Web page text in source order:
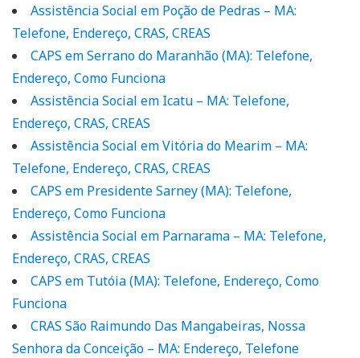
Assistência Social em Poção de Pedras – MA:
Telefone, Endereço, CRAS, CREAS
CAPS em Serrano do Maranhão (MA): Telefone,
Endereço, Como Funciona
Assistência Social em Icatu – MA: Telefone,
Endereço, CRAS, CREAS
Assistência Social em Vitória do Mearim – MA:
Telefone, Endereço, CRAS, CREAS
CAPS em Presidente Sarney (MA): Telefone,
Endereço, Como Funciona
Assistência Social em Parnarama – MA: Telefone,
Endereço, CRAS, CREAS
CAPS em Tutóia (MA): Telefone, Endereço, Como
Funciona
CRAS São Raimundo Das Mangabeiras, Nossa
Senhora da Conceição – MA: Endereço, Telefone